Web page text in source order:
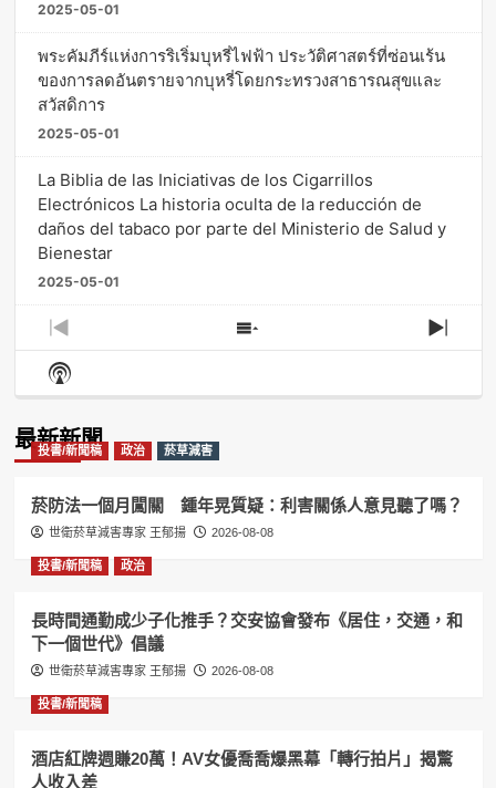
2025-05-01
พระคัมภีร์แห่งการริเริ่มบุหรี่ไฟฟ้า ประวัติศาสตร์ที่ซ่อนเร้น
ของการลดอันตรายจากบุหรี่โดยกระทรวงสาธารณสุขและ
สวัสดิการ
2025-05-01
La Biblia de las Iniciativas de los Cigarrillos
Electrónicos La historia oculta de la reducción de
daños del tabaco por parte del Ministerio de Salud y
Bienestar
2025-05-01
Previous
Episode
Show
Episodes
Next
Show
Podcast
最新新聞
投書/新聞稿 政治 菸草減害
菸防法一個月闖關 鍾年晃質疑：利害關係人意見聽了嗎？
世衛菸草減害專家 王郁揚 2026-08-08
投書/新聞稿 政治
長時間通勤成少子化推手？交安協會發布《居住，交通，和
下一個世代》倡議
世衛菸草減害專家 王郁揚 2026-08-08
投書/新聞稿
酒店紅牌週賺20萬！AV女優喬喬爆黑幕「轉行拍片」揭驚
人收入差